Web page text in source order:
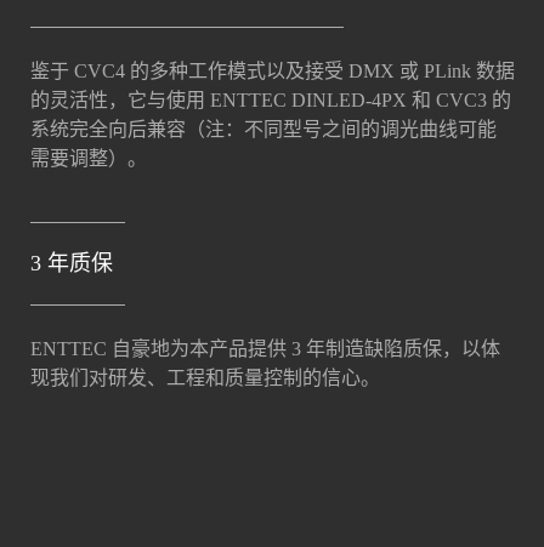
鉴于 CVC4 的多种工作模式以及接受 DMX 或 PLink 数据
的灵活性，它与使用 ENTTEC DINLED-4PX 和 CVC3 的
系统完全向后兼容（注：不同型号之间的调光曲线可能
需要调整）。
3 年质保
ENTTEC 自豪地为本产品提供 3 年制造缺陷质保，以体
现我们对研发、工程和质量控制的信心。